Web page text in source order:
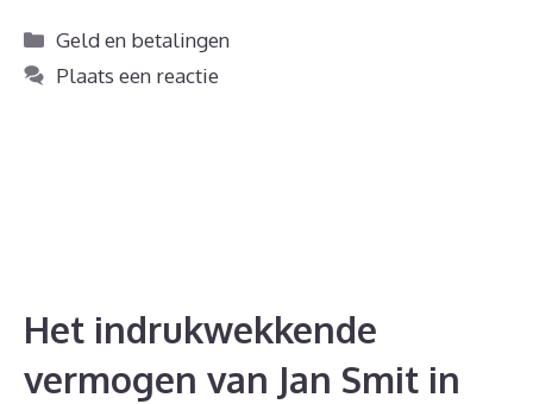
Categorieën
Geld en betalingen
Plaats een reactie
Het indrukwekkende
vermogen van Jan Smit in